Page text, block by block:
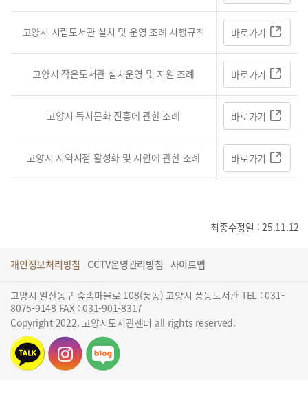
고양시 시립도서관 설치 및 운영 조례 시행규칙 바로가기
고양시 작은도서관 설치운영 및 지원 조례 바로가기
고양시 독서문화 진흥에 관한 조례 바로가기
고양시 지역서점 활성화 및 지원에 관한 조례 바로가기
최종수정일 : 25.11.12
개인정보처리방침 CCTV운영관리방침 사이트맵
고양시 일산동구 숲속마을로 108(풍동) 고양시 풍동도서관 TEL : 031-
8075-9148 FAX : 031-901-8317
Copyright 2022. 고양시도서관센터 all rights reserved.